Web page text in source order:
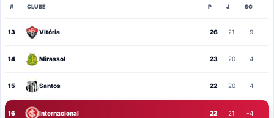
# CLUBE P J SG
13 Vitória 26 21 -9
14 Mirassol 23 20 -4
15 Santos 22 20 -4
16 Internacional 22 21 -4